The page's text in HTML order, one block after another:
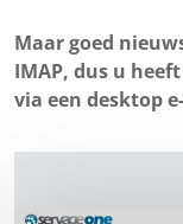
Maar goed
IMAP, dus u
via een desktop